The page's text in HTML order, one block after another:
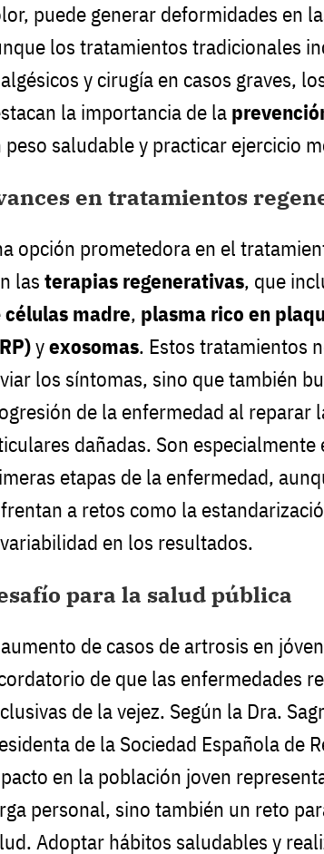
puede generar deformidades en
los tratamientos tradicionales
y cirugía en casos graves,
la importancia de la
peso saludable y practicar ejercicio
en tratamientos
opción prometedora en el
las terapias regenerativas, que
células madre, plasma rico en
yexosomas. Estos tratamientos
los síntomas, sino que también
de la enfermedad al reparar
dañadas. Son especialmente
etapas de la enfermedad,
a retos como la
en los resultados.
para la salud pública
de casos de artrosis en
de que las enfermedades
de la vejez. Según la Dra.
de la Sociedad Española de
en la población joven
personal, sino también un reto
Adoptar hábitos saludables y